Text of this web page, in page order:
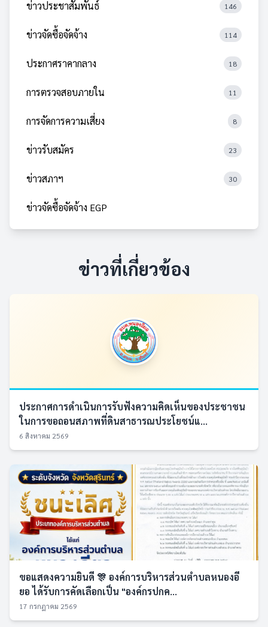
ข่าวประชาสัมพันธ์ 146
ข่าวจัดซื้อจัดจ้าง 114
ประกาศราคากลาง 18
การตรวจสอบภายใน 11
การจัดการความเสี่ยง 8
ข่าวรับสมัคร 23
ข่าวสภาฯ 30
ข่าวจัดซื้อจัดจ้าง EGP
ข่าวที่เกี่ยวข้อง
ประกาศการดำเนินการรับฟังความคิดเห็นของประชาชน
ในการขอถอนสภาพที่ดินสาธารณประโยชน์แ...
6 สิงหาคม 2569
ขอแสดงความยินดี 🎊 องค์การบริหารส่วนตำบลหนองอี
ยอ ได้รับการคัดเลือกเป็น "องค์กรปกค...
17 กรกฎาคม 2569